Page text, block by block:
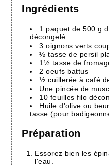
Ingrédients
1 paquet de 500 g
décongelé
3 oignons verts
½ tasse de persil
1½ tasse de
2 oeufs battus
½ cuillerée à café
Une pincée de
10 feuilles filo
Huile d'olive ou
tasse (pour
Préparation
Essorez bien les
l'eau.